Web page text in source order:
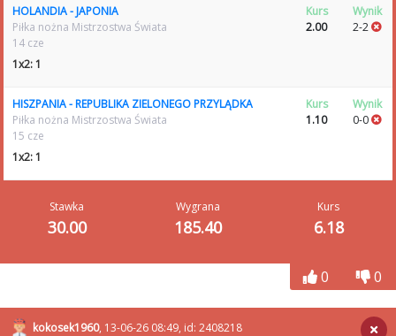
HOLANDIA - JAPONIA
Piłka nożna Mistrzostwa Świata
14 cze
1x2: 1
Kurs
2.00
Wynik
2-2
HISZPANIA - REPUBLIKA ZIELONEGO PRZYLĄDKA
Piłka nożna Mistrzostwa Świata
15 cze
1x2: 1
Kurs
1.10
Wynik
0-0
Stawka
30.00
Wygrana
185.40
Kurs
6.18
0 0
kokosek1960, 13-06-26 08:49, id: 2408218